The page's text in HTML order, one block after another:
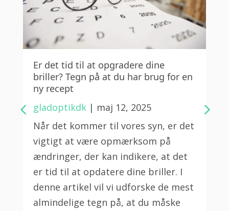
Er det tid til at opgradere dine
briller? Tegn på at du har brug for en
ny recept
gladoptikdk | maj 12, 2025
Når det kommer til vores syn, er det
vigtigt at være opmærksom på
ændringer, der kan indikere, at det
er tid til at opdatere dine briller. I
denne artikel vil vi udforske de mest
almindelige tegn på, at du måske